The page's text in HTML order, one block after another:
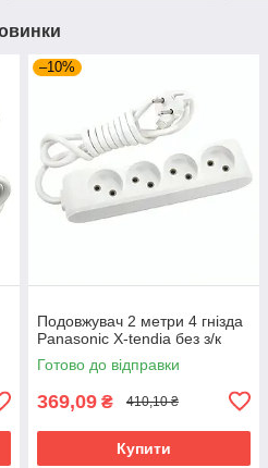
–10%
Подовжувач 2 метри 4 гнізда
Panasonic X-tendia без з/к
Готово до відправки
369,09 ₴ 410,10 ₴
Купити